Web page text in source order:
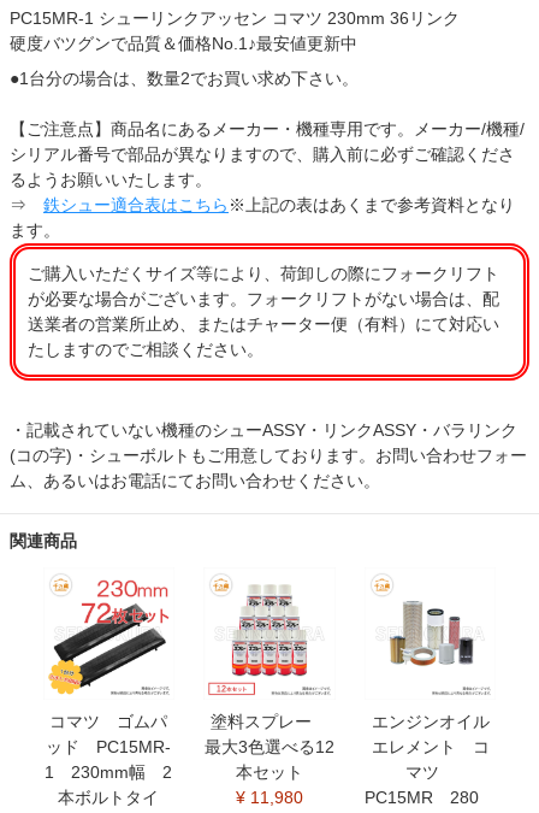
PC15MR-1 シューリンクアッセン コマツ 230mm 36リンク
硬度バツグンで品質＆価格No.1♪最安値更新中
●1台分の場合は、数量2でお買い求め下さい。
【ご注意点】商品名にあるメーカー・機種専用です。メーカー/機種/
シリアル番号で部品が異なりますので、購入前に必ずご確認くださ
るようお願いいたします。
⇒ 鉄シュー適合表はこちら ※上記の表はあくまで参考資料となり
ます。
ご購入いただくサイズ等により、荷卸しの際にフォークリフト
が必要な場合がございます。フォークリフトがない場合は、配
送業者の営業所止め、またはチャーター便（有料）にて対応い
たしますのでご相談ください。
・記載されていない機種のシューASSY・リンクASSY・バラリンク
(コの字)・シューボルトもご用意しております。お問い合わせフォー
ム、あるいはお電話にてお問い合わせください。
関連商品
コマツ ゴムパ
ッド PC15MR-
1 230mm幅 2
本ボルトタイ
塗料スプレー
最大3色選べる12
本セット
¥ 11,980
エンジンオイル
エレメント コ
マツ
PC15MR 280